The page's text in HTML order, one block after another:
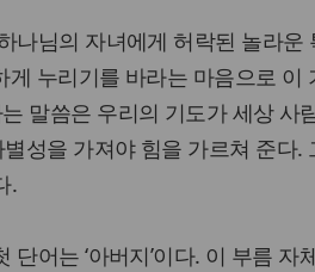
나님의 자녀에게 허락된 놀라
누리기를 바라는 마음으로 이
말씀은 우리의 기도가 세상 사
성을 가져야 힘을 가르쳐 준다.
.
단어는 ‘아버지’이다. 이 부름